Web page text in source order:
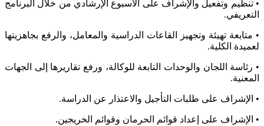
• تنظيم وتفعيل والإشراف على الأسبوع الإرشادي من خلال البرنامج
التعريفي.
• متابعة تهيئة وتجهيز القاعات الدراسية والمعامل، والرفع بجاهزيتها
لعميدة الكلية.
• رئاسة اللجان والوحدات التابعة للوكالة، ورفع تقاريرها إلى الجهات
المعنية.
• الإشراف على طلبات التأجيل والاعتذار عن الدراسة.
• الإشراف على إعداد قوائم الحرمان وقوائم الخريجين.